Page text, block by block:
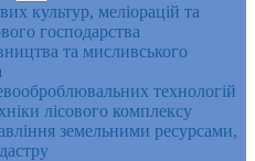
культур, меліорацій та
господарства
та мисливського
технологій
лісового комплексу
земельними ресурсами,